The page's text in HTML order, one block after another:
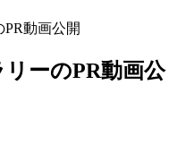
動画公開
ーのPR動画公